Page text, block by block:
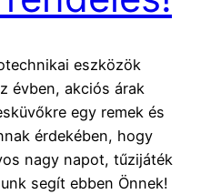
eszközök
évben, akciós árak
egy remek és
érdekében, hogy
nagy napot, tűzijáték
segít ebben Önnek!